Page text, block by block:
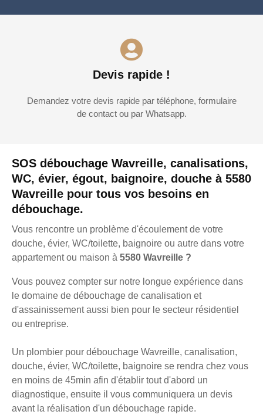
SOS débouchage Wavreille, canalisations,
WC, évier, égout, baignoire, douche à 5580
Wavreille pour tous vos besoins en
débouchage.
Vous rencontre un problème d'écoulement de votre
douche, évier, WC/toilette, baignoire ou autre dans votre
appartement ou maison à 5580 Wavreille ?
Vous pouvez compter sur notre longue expérience dans
le domaine de débouchage de canalisation et
d'assainissement aussi bien pour le secteur résidentiel
ou entreprise.
Un plombier pour débouchage Wavreille, canalisation,
douche, évier, WC/toilette, baignoire se rendra chez vous
en moins de 45min afin d'établir tout d'abord un
diagnostique, ensuite il vous communiquera un devis
avant la réalisation d'un débouchage rapide.
Devis rapide !
Demandez votre devis rapide par téléphone, formulaire
de contact ou par Whatsapp.